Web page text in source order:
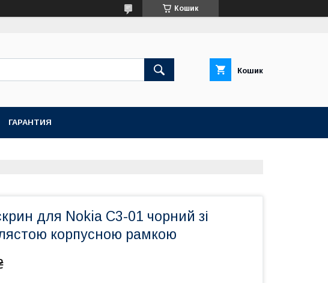
Кошик
Кошик
ГАРАНТИЯ
для Nokia C3-01 чорний зі
корпусною рамкою